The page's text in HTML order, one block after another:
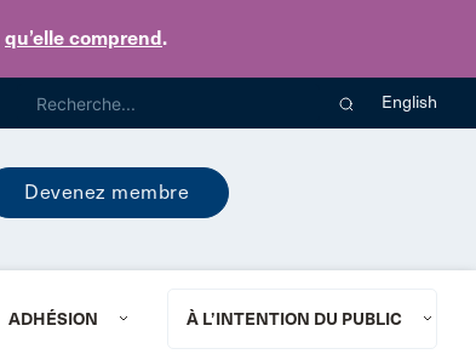
qu’elle comprend.
English
Devenez membre
ADHÉSION À L’INTENTION DU PUBLIC